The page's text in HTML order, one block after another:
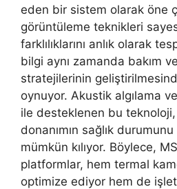
eden bir sistem olarak öne
görüntüleme teknikleri
farklılıklarını anlık olarak
bilgi aynı zamanda bakım
stratejilerinin
oynuyor. Akustik algılama
ile desteklenen bu
donanımın sağlık
mümkün kılıyor. Böylece,
platformlar, hem termal
optimize ediyor hem de